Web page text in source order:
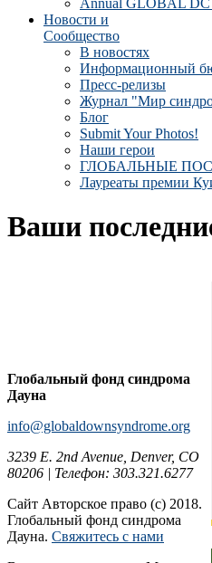
Annual GLOBAL
Новости и
Сообщество
В новостях
Информационный
Пресс-релизы
Журнал "Мир
Блог
Submit Your Photos!
Наши герои
ГЛОБАЛЬНЫЕ
Лауреаты премии
Ваши
Глобальный фонд синдрома
Дауна
info@globaldownsyndrome.org
3239 E. 2nd Avenue, Denver, CO
80206 | Телефон: 303.321.6277
Сайт Авторское право (c) 2018.
Глобальный фонд синдрома
Дауна. Свяжитесь с нами